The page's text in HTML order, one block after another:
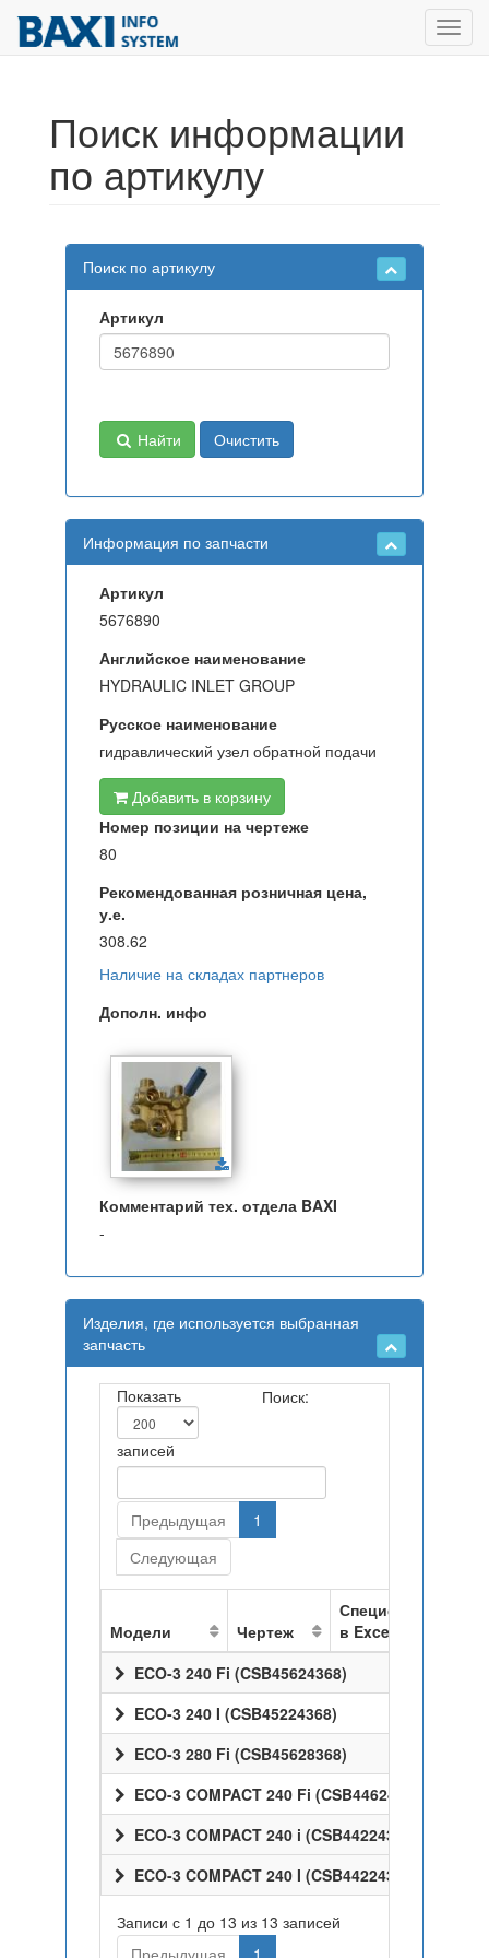
Поиск информации
по артикулу
Поиск по артикулу
Артикул
Найти Очистить
Информация по запчасти
Артикул
5676890
Английское наименование
HYDRAULIC INLET GROUP
Русское наименование
гидравлический узел обратной подачи
Добавить в корзину
Номер позиции на чертеже
80
Рекомендованная розничная цена,
у.е.
308.62
Наличие на складах партнеров
Дополн. инфо
Комментарий тех. отдела BAXI
-
Изделия, где используется выбранная
запчасть
Показать
записей
Поиск:
Предыдущая
1
Следующая
Модели Чертеж
Спецификация
в Excel
ECO-3 240 Fi (CSB45624368)
ECO-3 240 I (CSB45224368)
ECO-3 280 Fi (CSB45628368)
ECO-3 COMPACT 240 Fi (CSB44624368)
ECO-3 COMPACT 240 i (CSB44224368)
ECO-3 COMPACT 240 I (CSB44224368)
Записи с 1 до 13 из 13 записей
Предыдущая
1